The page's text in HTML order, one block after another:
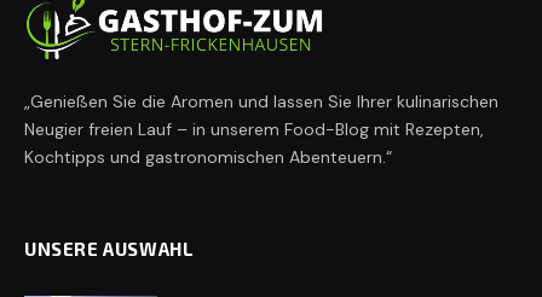
„Genießen Sie die Aromen und lassen Sie Ihrer kulinarischen
Neugier freien Lauf – in unserem Food-Blog mit Rezepten,
Kochtipps und gastronomischen Abenteuern.“
UNSERE AUSWAHL